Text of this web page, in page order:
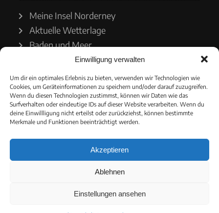
Einwilligung verwalten
Um dir ein optimales Erlebnis zu bieten, verwenden wir Technologien wie
Cookies, um Geräteinformationen zu speichern und/oder darauf zuzugreifen.
Wenn du diesen Technologien zustimmst, können wir Daten wie das
Surfverhalten oder eindeutige IDs auf dieser Website verarbeiten. Wenn du
deine Einwillligung nicht erteilst oder zurückziehst, können bestimmte
Merkmale und Funktionen beeinträchtigt werden.
Akzeptieren
Ablehnen
Einstellungen ansehen
Meine Insel Norderney
Aktuelle Wetterlage
Baden und Meer
Wetterdienst
Wasserstände
Schiffsverkehr